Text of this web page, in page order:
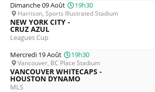
Dimanche 09 Août
19h30
Harrison, Sports Illustrated Stadium
NEW YORK CITY -
CRUZ AZUL
Leagues Cup
Mercredi 19 Août
19h30
Vancouver, BC Place Stadium
VANCOUVER WHITECAPS -
HOUSTON DYNAMO
MLS